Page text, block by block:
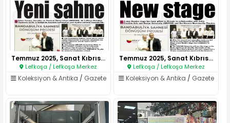
Temmuz 2025, Sanat Kıbrıs Gaze..
Lefkoşa / Lefkoşa Merkez
Koleksiyon & Antika / Gazete
Temmuz 2025, Sanat Kıbrıs Gaze..
Lefkoşa / Lefkoşa Merkez
Koleksiyon & Antika / Gazete